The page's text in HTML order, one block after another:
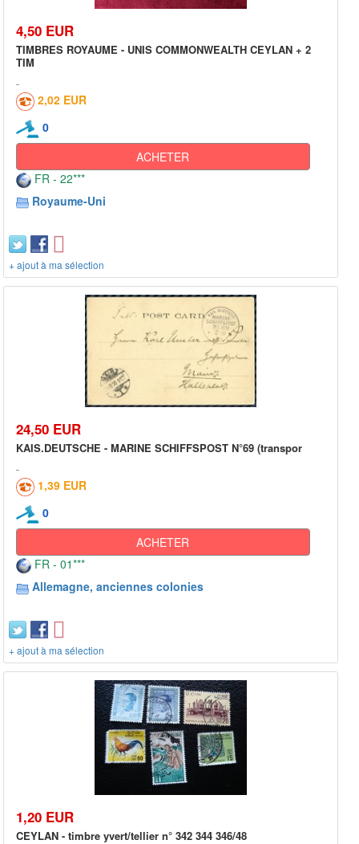
4,50 EUR
TIMBRES ROYAUME - UNIS COMMONWEALTH CEYLAN + 2
TIM
2,02 EUR
0
ACHETER
FR - 22***
Royaume-Uni
+ ajout à ma sélection
24,50 EUR
KAIS.DEUTSCHE - MARINE SCHIFFSPOST N°69 (transpor
1,39 EUR
0
ACHETER
FR - 01***
Allemagne, anciennes colonies
+ ajout à ma sélection
1,20 EUR
CEYLAN - timbre yvert/tellier n° 342 344 346/48